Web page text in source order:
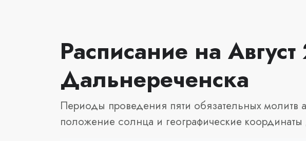
Расписание на
Дальнереченска
Периоды проведения пяти обязательных молитв
положение солнца и географические